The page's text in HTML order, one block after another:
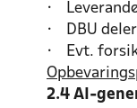
•
• DBU
• Evt.
2.4 AI-